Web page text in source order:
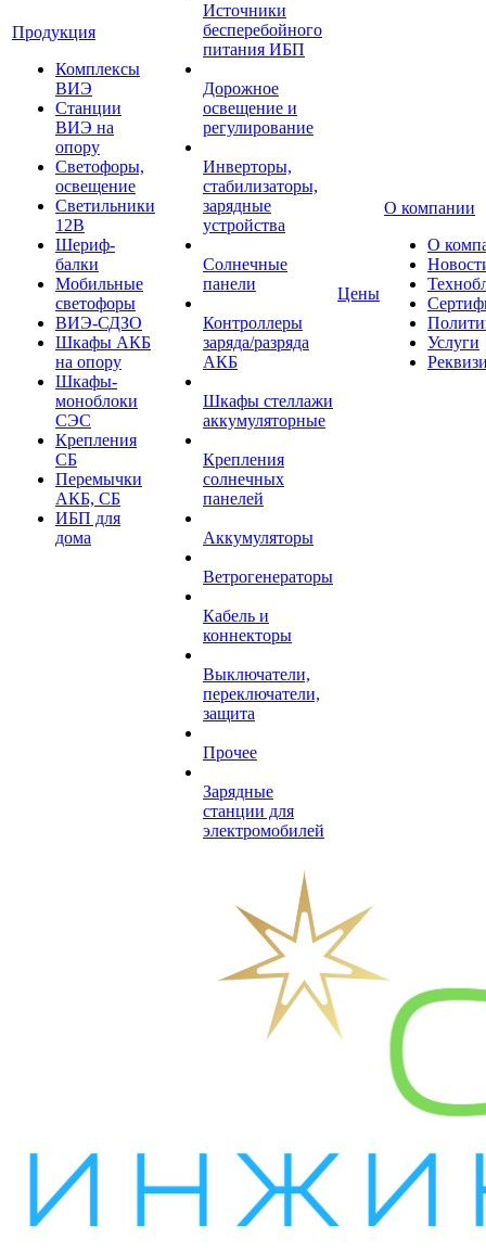
Продукция
Комплексы
ВИЭ
Станции
ВИЭ на
опору
Светофоры,
освещение
Светильники
12В
Шериф-
балки
Мобильные
светофоры
ВИЭ-СДЗО
Шкафы АКБ
на опору
Шкафы-
моноблоки
СЭС
Крепления
СБ
Перемычки
АКБ, СБ
ИБП для
дома
Источники
бесперебойного
питания ИБП
Дорожное
освещение и
регулирование
Инверторы,
стабилизаторы,
зарядные
устройства
Солнечные
панели
Контроллеры
заряда/разряда
АКБ
Шкафы стеллажи
аккумуляторные
Крепления
солнечных
панелей
Аккумуляторы
Ветрогенераторы
Кабель и
коннекторы
Выключатели,
переключатели,
защита
Прочее
Зарядные
станции для
электромобилей
Цены
О компании
О
Услуги